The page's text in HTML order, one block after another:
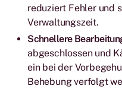
reduziert Fehler und
Verwaltungszeit.
Schnellere
abgeschlossen und
ein bei der
Behebung verfolgt